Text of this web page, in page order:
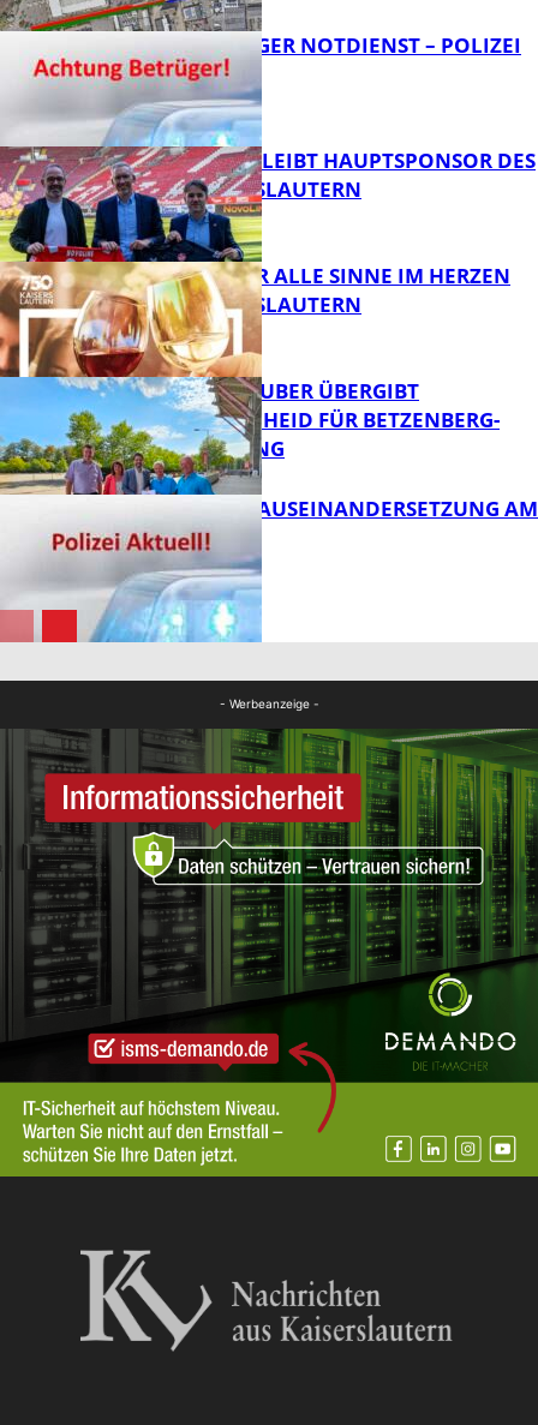
FB News
FRAGWÜRDIGER NOTDIENST – POLIZEI
WARNT
FB News
NOVOLINE BLEIBT HAUPTSPONSOR DES
1. FC KAISERSLAUTERN
FB Kultur
GENÜSSE FÜR ALLE SINNE IM HERZEN
VON KAISERSLAUTERN
MINISTER TEUBER ÜBERGIBT
FÖRDERBESCHEID FÜR BETZENBERG-
ENTWICKLUNG
HANDFESTE AUSEINANDERSETZUNG AM
PFAFFPLATZ
- Werbeanzeige -